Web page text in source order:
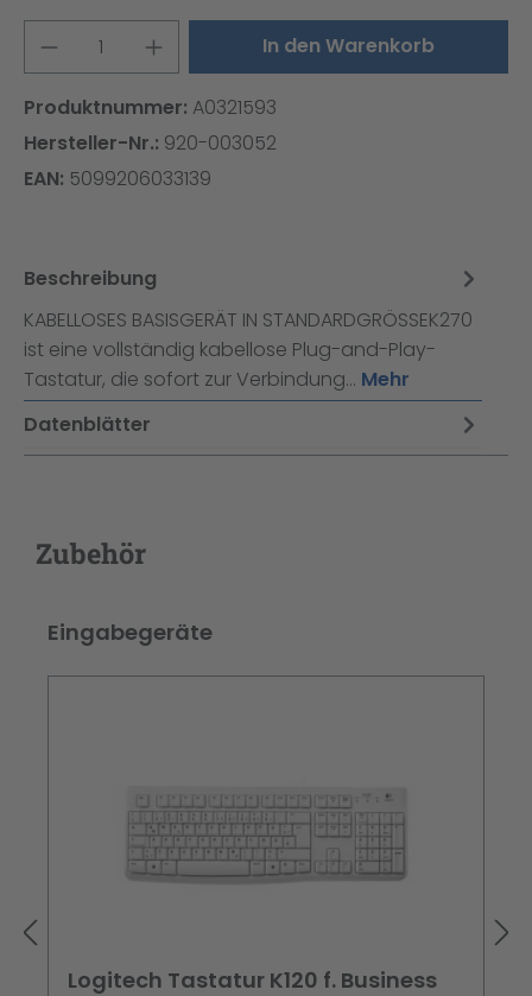
Produkt Anzahl: Gib denIn den Warenkorb
Produktnummer: A0321593
Hersteller-Nr.: 920-003052
EAN: 5099206033139
Beschreibung
KABELLOSES BASISGERÄT IN STANDARDGRÖSSEK270
ist eine vollständig kabellose Plug-and-Play-
Tastatur, die sofort zur Verbindung… Mehr
Datenblätter
Zubehör
Produktgalerie überspringen
Eingabegeräte
Logitech Tastatur K120 f. Business